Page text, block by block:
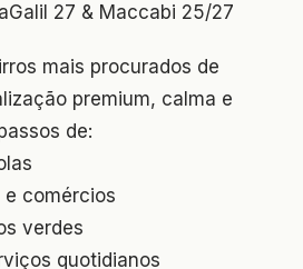
27 & Maccabi 25/27
mais procurados de
premium, calma e
de:
e comércios
verdes
quotidianos